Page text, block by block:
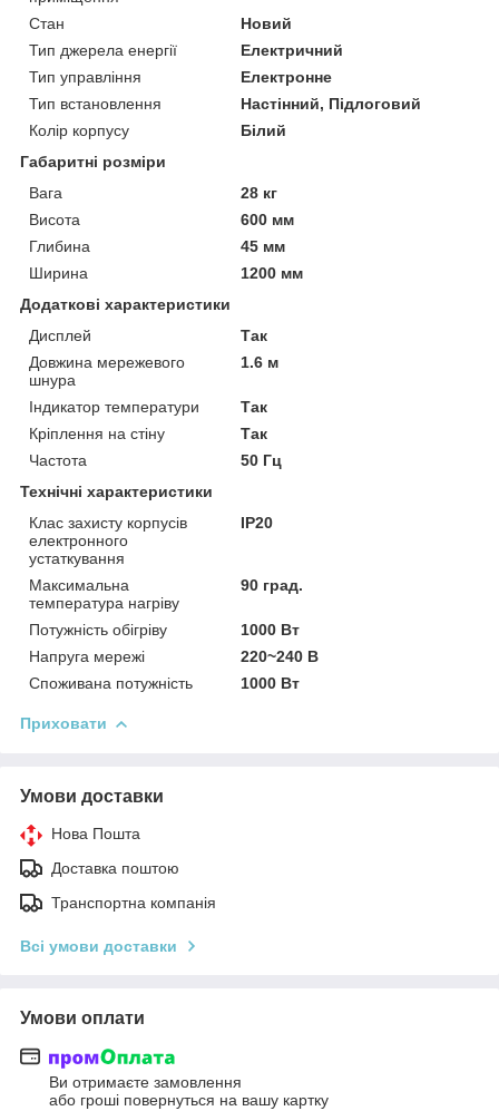
Стан
Новий
Тип джерела енергії
Електричний
Тип управління
Електронне
Тип встановлення
Настінний, Підлоговий
Колір корпусу
Білий
Габаритні розміри
Вага
28 кг
Висота
600 мм
Глибина
45 мм
Ширина
1200 мм
Додаткові характеристики
Дисплей
Так
Довжина мережевого
шнура
1.6 м
Індикатор температури
Так
Кріплення на стіну
Так
Частота
50 Гц
Технічні характеристики
Клас захисту корпусів
електронного
устаткування
IP20
Максимальна
температура нагріву
90 град.
Потужність обігріву
1000 Вт
Напруга мережі
220~240 В
Споживана потужність
1000 Вт
Приховати
Умови доставки
Нова Пошта
Доставка поштою
Транспортна компанія
Всі умови доставки
Умови оплати
Ви отримаєте замовлення
або гроші повернуться на вашу картку